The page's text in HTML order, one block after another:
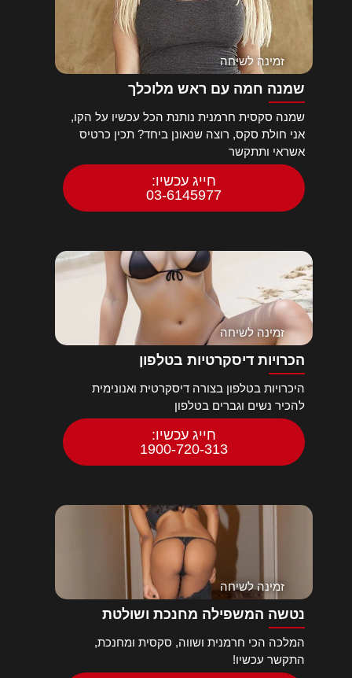
זמינה לשיחה
שמנה חמה עם ראש מלוכלך
שמנה סקסית חרמנית נותנת הכל עכשיו על הקו,
אני חולת סקס, רוצה שנאונן ביחד? תכין כרטיס
אשראי ותתקשר
חייג עכשיו:
03-6145977
זמינה לשיחה
הכרויות דיסקרטיות בטלפון
היכרויות בטלפון בצורה דיסקרטית ואנונימית
להכיר נשים וגברים בטלפון
חייג עכשיו:
1900-720-313
זמינה לשיחה
נטשה המשפילה מחנכת ושולטת
המלכה הכי חרמנית ושווה, סקסית ומחנכת,
התקשר עכשיו!